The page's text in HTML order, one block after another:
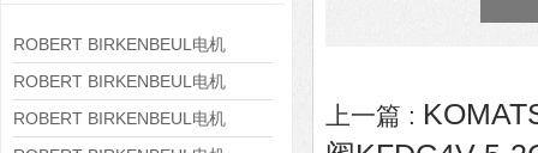
ROBERT BIRKENBEUL电机
8APE225M-4-IE3
ROBERT BIRKENBEUL电机
8APE180L-4 IE3
ROBERT BIRKENBEUL电机
上一篇 :